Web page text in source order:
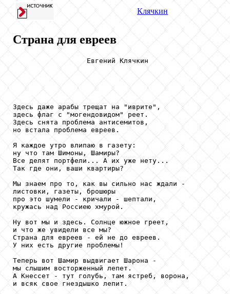
Клячкин
Страна для евреев
                  Евгений Клячкин
Здесь даже арабы трещат на "иврите",
здесь флаг с "могендовидом" реет.
Здесь снята проблема антисемитов,
но встала проблема евреев.
Я каждое утро влипаю в газету:
ну что там Шимоны, Шамиры?
Все делят портфели... А их уже нету...
Так где они, ваши квартиры?
Мы знаем про то, как вы сильно нас ждали -
листовки, газеты, брошюры
про это шумели - кричали - шептали,
кружась над Россиею хмурой.
Ну вот мы и здесь. Солнце южное греет,
и что же увидели все мы?
Страна для евреев - ей не до евреев.
У них есть другие проблемы!
Теперь вот Шамир выдвигает Шарона -
мы слышим восторженный лепет.
А Кнессет - тут голубь, там ястреб, ворона,
и всяк свое гнездышко лепит.